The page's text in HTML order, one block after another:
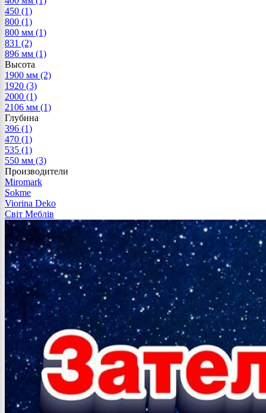
450 (1)
800 (1)
800 мм (1)
831 (2)
896 мм (1)
Высота
1900 мм (2)
1920 (3)
2000 (1)
2106 мм (1)
Глубина
396 (1)
470 (1)
535 (1)
550 мм (3)
Производители
Miromark
Sokme
Viorina Deko
Світ Меблів